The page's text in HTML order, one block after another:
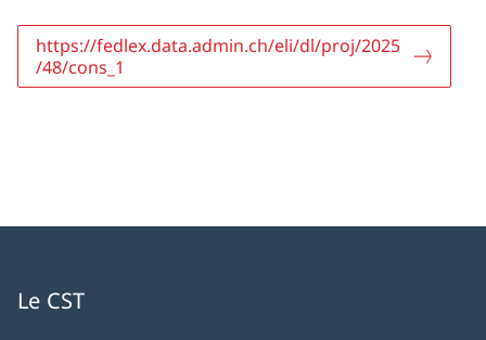
https://fedlex.data.admin.ch/eli/dl/proj/2025
/48/cons_1
Le CST